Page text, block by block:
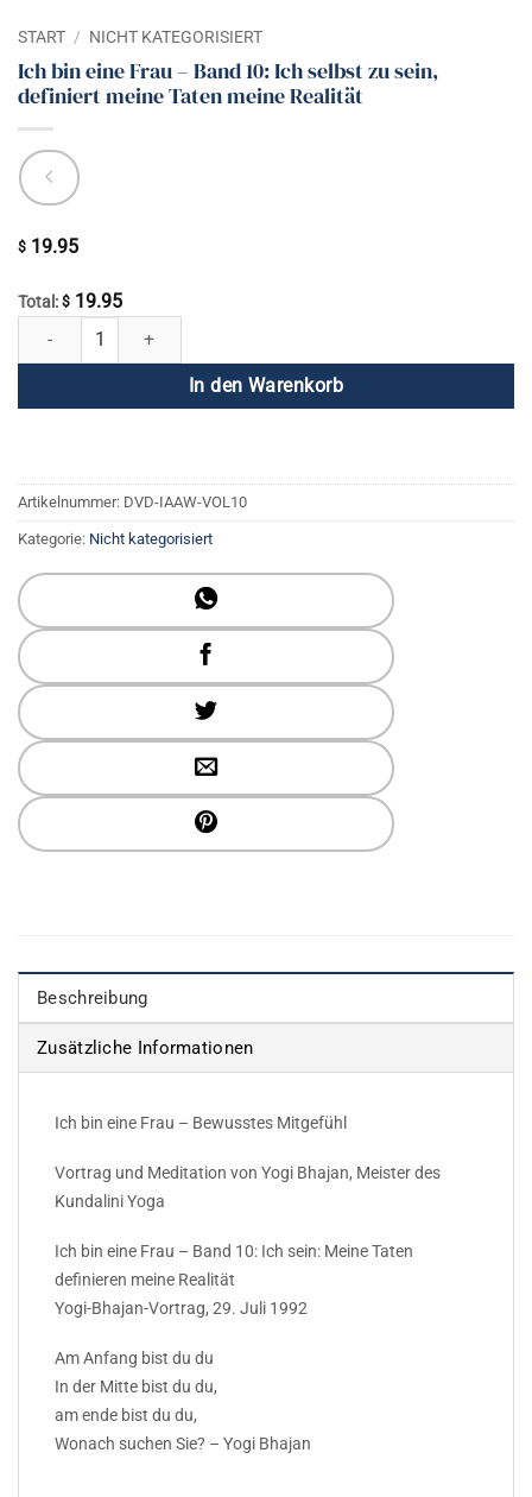
START / NICHT KATEGORISIERT
Ich bin eine Frau – Band 10: Ich selbst zu sein,
definiert meine Taten meine Realität
$ 19.95
Total: $ 19.95
Ich bin eine Frau - Band 10: Ich selbst zu sein, definiert meine Taten
In den Warenkorb
Artikelnummer: DVD-IAAW-VOL10
Kategorie: Nicht kategorisiert
Beschreibung
Zusätzliche Informationen
Ich bin eine Frau – Bewusstes Mitgefühl
Vortrag und Meditation von Yogi Bhajan, Meister des
Kundalini Yoga
Ich bin eine Frau – Band 10: Ich sein: Meine Taten
definieren meine Realität
Yogi-Bhajan-Vortrag, 29. Juli 1992
Am Anfang bist du du
In der Mitte bist du du,
am ende bist du du,
Wonach suchen Sie? – Yogi Bhajan